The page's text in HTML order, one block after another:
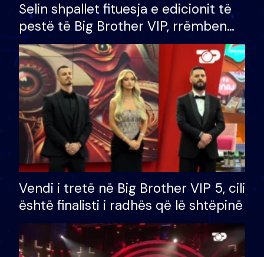
Selin shpallet fituesja e edicionit të
pestë të Big Brother VIP, rrëmben
çmimin e madh prej 100 mijë eurosh
Vendi i tretë në Big Brother VIP 5, cili
është finalisti i radhës që lë shtëpinë